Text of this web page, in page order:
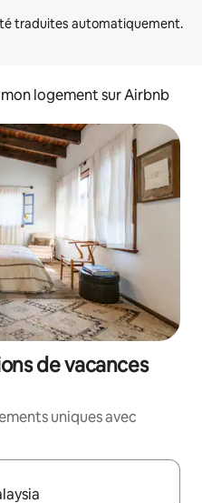
logement sur Airbnb
de vacances
uniques avec
utilisez les flèches vers le